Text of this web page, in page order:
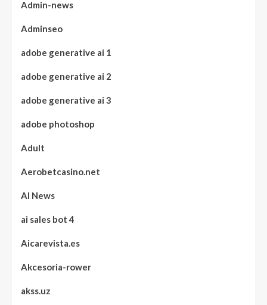
Admin-news
Adminseo
adobe generative ai 1
adobe generative ai 2
adobe generative ai 3
adobe photoshop
Adult
Aerobetcasino.net
AI News
ai sales bot 4
Aicarevista.es
Akcesoria-rower
akss.uz